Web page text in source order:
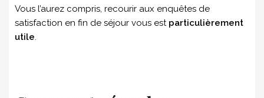
Vous l’aurez compris, recourir aux enquêtes de
satisfaction en fin de séjour vous est particulièrement
utile.